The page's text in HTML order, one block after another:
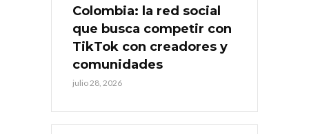
Colombia: la red social
que busca competir con
TikTok con creadores y
comunidades
julio 28, 2026